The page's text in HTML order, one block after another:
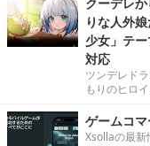
クーデレ
りな人外
少女」テ
対応
ツンデレド
もりのヒロ
ゲームコ
Xsollaの最新